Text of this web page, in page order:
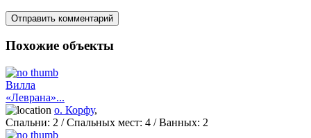
Похожие объекты
Вилла
«Леврана»...
о. Корфу,
Спальни: 2 / Спальных мест: 4 /Ванных: 2